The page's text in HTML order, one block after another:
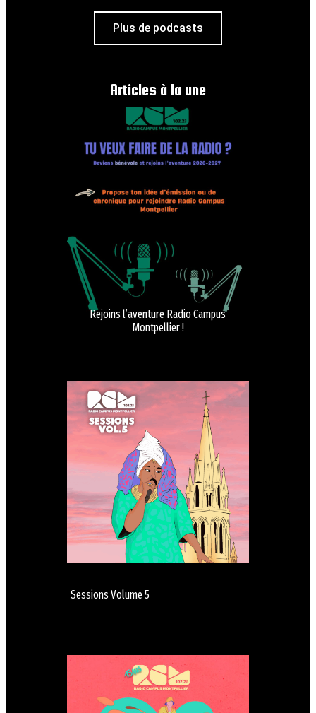
Plus de podcasts
Articles à la une
Rejoins l’aventure Radio Campus
Montpellier !
Sessions Volume 5